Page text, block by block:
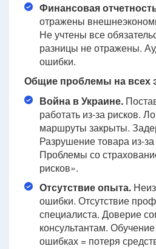
Финансовая
отражены
Не учтены все
разницы не отражены.
ошибки.
Общие проблемы на всех
Война в Украине.
работать из-за рисков.
маршруты закрыты.
Разрушение товара из-
Проблемы со
рисков».
Отсутствие опыта.
ошибки. Отсутствие
специалиста. Доверие
консультантам.
ошибках = потеря